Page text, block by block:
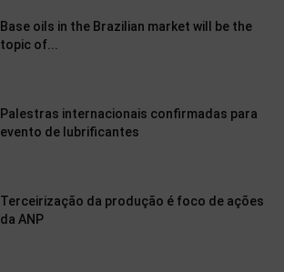
Base oils in the Brazilian market will be the
topic of...
Palestras internacionais confirmadas para
evento de lubrificantes
Terceirização da produção é foco de ações
da ANP